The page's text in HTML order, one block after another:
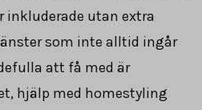
utan extra
som inte alltid ingår
att få med är
hjälp med homestyling